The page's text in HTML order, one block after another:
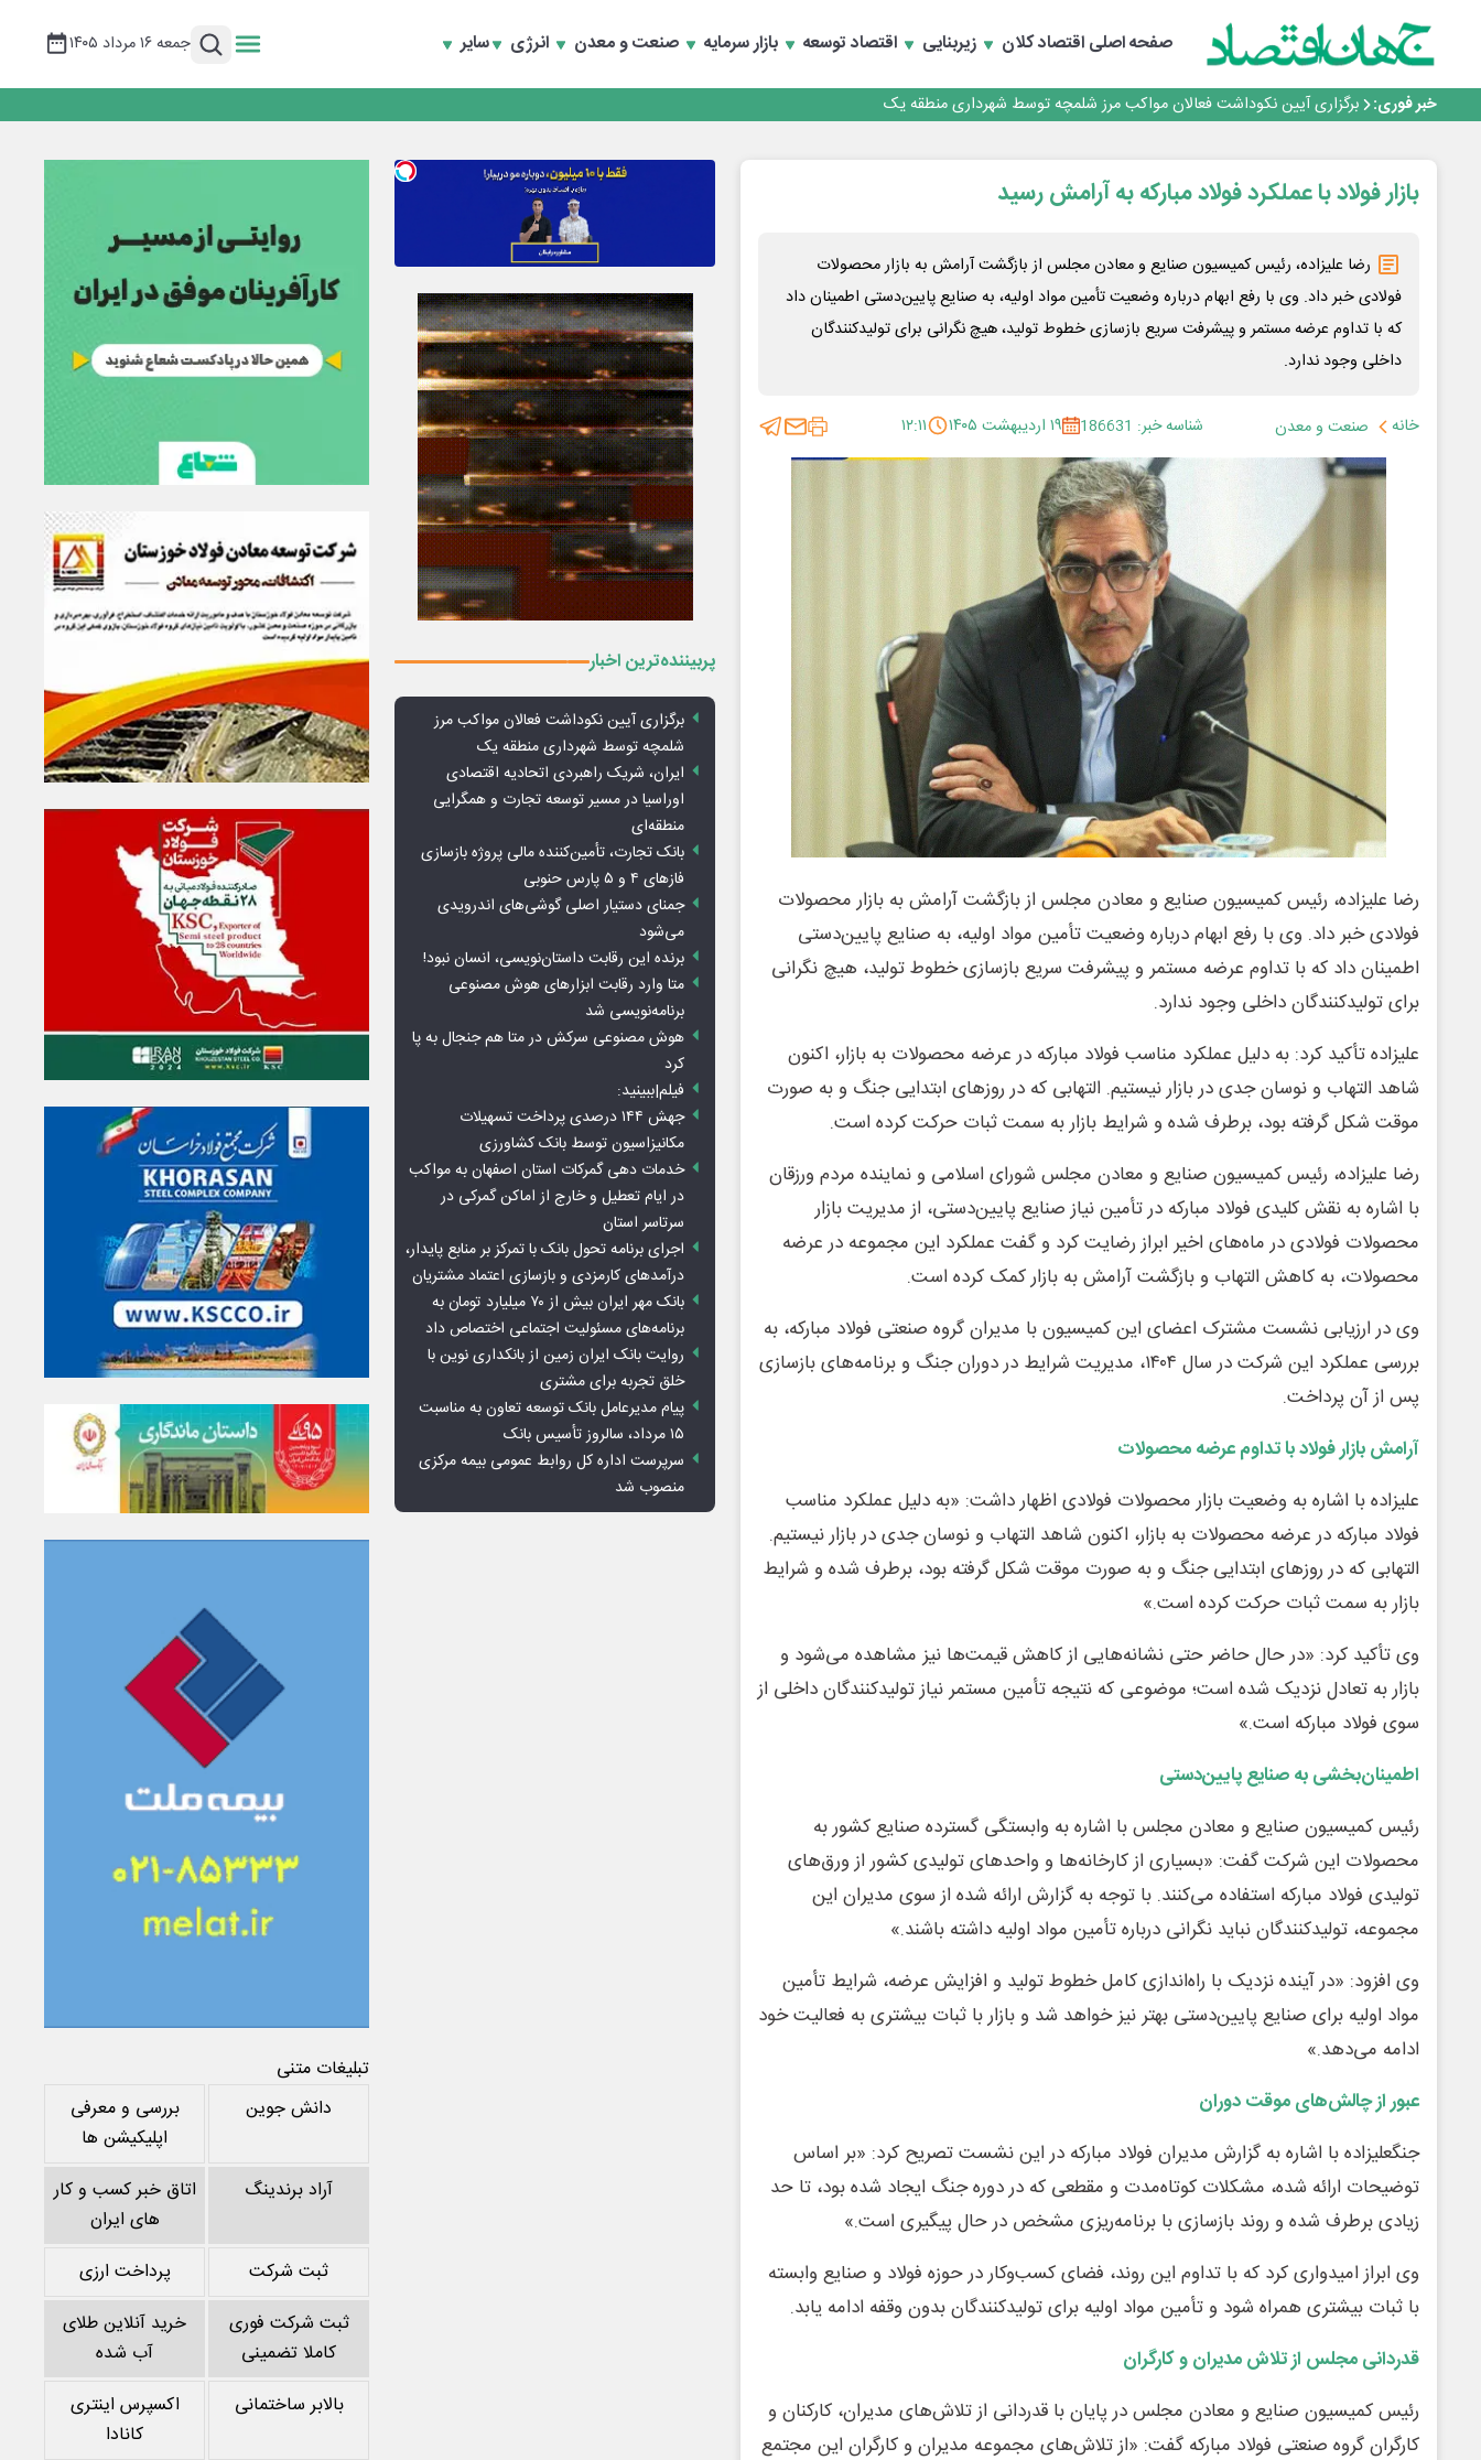
صفحه اصلیاقتصاد کلان زیربنایی اقتصاد توسعه بازار سرمایه صنعت و معدن انرژی سایر جمعه ۱۶ مرداد ۱۴۰۵
خبر فوری:
جمنای دستیار اصلی گوشی‌های اندرویدی می‌شود
برگزاری آیین نکوداشت فعالان مواکب مرز شلمچه توسط شهرداری منطقه یک
ایران، شریک راهبردی اتحادیه اقتصادی اوراسیا در مسیر توسعه تجارت و همگرایی منطقه‌ای
بانک تجارت، تأمین‌کننده مالی پروژه بازسازی فازهای ۴ و ۵ پارس حنوبی
جمنای دستیار اصلی گوشی‌های اندرویدی می‌شود
برنده این رقابت داستان‌نویسی، انسان نبود!
ایران، شریک راهبردی اتحادیه اقتصادی اوراسیا در مسیر توسعه تجارت و همگرایی منطقه‌ای
بازار فولاد با عملکرد فولاد مبارکه به آرامش رسید
رضا علیزاده، رئیس کمیسیون صنایع و معادن مجلس از بازگشت آرامش به بازار محصولات
فولادی خبر داد. وی با رفع ابهام درباره وضعیت تأمین مواد اولیه، به صنایع پایین‌دستی اطمینان داد
که با تداوم عرضه مستمر و پیشرفت سریع بازسازی خطوط تولید، هیچ نگرانی برای تولیدکنندگان
داخلی وجود ندارد.
خانه صنعت و معدن شناسه خبر: 186631 ۱۹ اردیبهشت ۱۴۰۵ ۱۲:۱۱
رضا علیزاده، رئیس کمیسیون صنایع و معادن مجلس از بازگشت آرامش به بازار محصولات
فولادی خبر داد. وی با رفع ابهام درباره وضعیت تأمین مواد اولیه، به صنایع پایین‌دستی
اطمینان داد که با تداوم عرضه مستمر و پیشرفت سریع بازسازی خطوط تولید، هیچ نگرانی
برای تولیدکنندگان داخلی وجود ندارد.
علیزاده تأکید کرد: به دلیل عملکرد مناسب فولاد مبارکه در عرضه محصولات به بازار، اکنون
شاهد التهاب و نوسان جدی در بازار نیستیم. التهابی که در روزهای ابتدایی جنگ و به صورت
موقت شکل گرفته بود، برطرف شده و شرایط بازار به سمت ثبات حرکت کرده است.
رضا علیزاده، رئیس کمیسیون صنایع و معادن مجلس شورای اسلامی و نماینده مردم ورزقان
با اشاره به نقش کلیدی فولاد مبارکه در تأمین نیاز صنایع پایین‌دستی، از مدیریت بازار
محصولات فولادی در ماه‌های اخیر ابراز رضایت کرد و گفت عملکرد این مجموعه در عرضه
محصولات، به کاهش التهاب و بازگشت آرامش به بازار کمک کرده است.
وی در ارزیابی نشست مشترک اعضای این کمیسیون با مدیران گروه صنعتی فولاد مبارکه، به
بررسی عملکرد این شرکت در سال ۱۴۰۴، مدیریت شرایط در دوران جنگ و برنامه‌های بازسازی
پس از آن پرداخت.
آرامش بازار فولاد با تداوم عرضه محصولات
علیزاده با اشاره به وضعیت بازار محصولات فولادی اظهار داشت: «به دلیل عملکرد مناسب
فولاد مبارکه در عرضه محصولات به بازار، اکنون شاهد التهاب و نوسان جدی در بازار نیستیم.
التهابی که در روزهای ابتدایی جنگ و به صورت موقت شکل گرفته بود، برطرف شده و شرایط
بازار به سمت ثبات حرکت کرده است.»
وی تأکید کرد: «در حال حاضر حتی نشانه‌هایی از کاهش قیمت‌ها نیز مشاهده می‌شود و
بازار به تعادل نزدیک شده است؛ موضوعی که نتیجه تأمین مستمر نیاز تولیدکنندگان داخلی از
سوی فولاد مبارکه است.»
اطمینان‌بخشی به صنایع پایین‌دستی
رئیس کمیسیون صنایع و معادن مجلس با اشاره به وابستگی گسترده صنایع کشور به
محصولات این شرکت گفت: «بسیاری از کارخانه‌ها و واحدهای تولیدی کشور از ورق‌های
تولیدی فولاد مبارکه استفاده می‌کنند. با توجه به گزارش ارائه شده از سوی مدیران این
مجموعه، تولیدکنندگان نباید نگرانی درباره تأمین مواد اولیه داشته باشند.»
وی افزود: «در آینده نزدیک با راه‌اندازی کامل خطوط تولید و افزایش عرضه، شرایط تأمین
مواد اولیه برای صنایع پایین‌دستی بهتر نیز خواهد شد و بازار با ثبات بیشتری به فعالیت خود
ادامه می‌دهد.»
عبور از چالش‌های موقت دوران
جنگعلیزاده با اشاره به گزارش مدیران فولاد مبارکه در این نشست تصریح کرد: «بر اساس
توضیحات ارائه شده، مشکلات کوتاه‌مدت و مقطعی که در دوره جنگ ایجاد شده بود، تا حد
زیادی برطرف شده و روند بازسازی با برنامه‌ریزی مشخص در حال پیگیری است.»
وی ابراز امیدواری کرد که با تداوم این روند، فضای کسب‌وکار در حوزه فولاد و صنایع وابسته
با ثبات بیشتری همراه شود و تأمین مواد اولیه برای تولیدکنندگان بدون وقفه ادامه یابد.
قدردانی مجلس از تلاش مدیران و کارگران
رئیس کمیسیون صنایع و معادن مجلس در پایان با قدردانی از تلاش‌های مدیران، کارکنان و
کارگران گروه صنعتی فولاد مبارکه گفت: «از تلاش‌های مجموعه مدیران و کارگران این مجتمع
پربیننده‌ترین اخبار
برگزاری آیین نکوداشت فعالان مواکب مرز
شلمچه توسط شهرداری منطقه یک
ایران، شریک راهبردی اتحادیه اقتصادی
اوراسیا در مسیر توسعه تجارت و همگرایی
منطقه‌ای
بانک تجارت، تأمین‌کننده مالی پروژه بازسازی
فازهای ۴ و ۵ پارس حنوبی
جمنای دستیار اصلی گوشی‌های اندرویدی
می‌شود
برنده این رقابت داستان‌نویسی، انسان نبود!
متا وارد رقابت ابزارهای هوش مصنوعی
برنامه‌نویسی شد
هوش مصنوعی سرکش در متا هم جنجال به پا
کرد
فیلم|ببینید:
جهش ۱۴۴ درصدی پرداخت تسهیلات
مکانیزاسیون توسط بانک کشاورزی
خدمات دهی گمرکات استان اصفهان به مواکب
در ایام تعطیل و خارج از اماکن گمرکی در
سرتاسر استان
اجرای برنامه تحول بانک با تمرکز بر منابع پایدار،
درآمدهای کارمزدی و بازسازی اعتماد مشتریان
بانک مهر ایران بیش از ۷۰ میلیارد تومان به
برنامه‌های مسئولیت اجتماعی اختصاص داد
روایت بانک ایران زمین از بانکداری نوین با
خلق تجربه برای مشتری
پیام مدیرعامل بانک توسعه تعاون به مناسبت
۱۵ مرداد، سالروز تأسیس بانک
سرپرست اداره کل روابط عمومی بیمه مرکزی
منصوب شد
تبلیغات متنی
دانش جوین
بررسی و معرفی
اپلیکیشن ها
آراد برندینگ
اتاق خبر کسب و کار
های ایران
ثبت شرکت
پرداخت ارزی
ثبت شرکت فوری
کاملا تضمینی
خرید آنلاین طلای
آب شده
بالابر ساختمانی
اکسپرس اینتری
کانادا